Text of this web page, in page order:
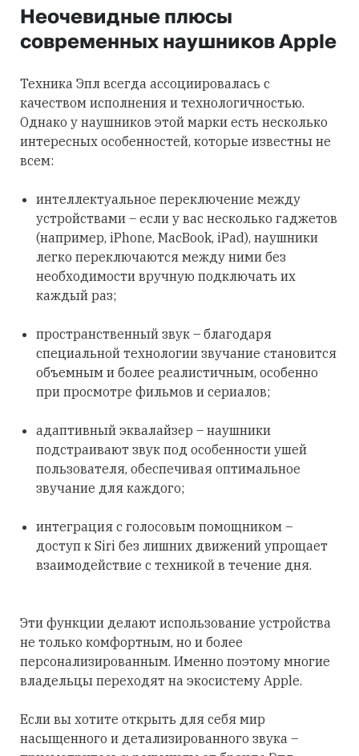
Неочевидные плюсы
современных наушников Apple
Техника Эпл всегда ассоциировалась с
качеством исполнения и технологичностью.
Однако у наушников этой марки есть несколько
интересных особенностей, которые известны не
всем:
интеллектуальное переключение между
устройствами – если у вас несколько гаджетов
(например, iPhone, MacBook, iPad), наушники
легко переключаются между ними без
необходимости вручную подключать их
каждый раз;
пространственный звук – благодаря
специальной технологии звучание становится
объемным и более реалистичным, особенно
при просмотре фильмов и сериалов;
адаптивный эквалайзер – наушники
подстраивают звук под особенности ушей
пользователя, обеспечивая оптимальное
звучание для каждого;
интеграция с голосовым помощником –
доступ к Siri без лишних движений упрощает
взаимодействие с техникой в течение дня.
Эти функции делают использование устройства
не только комфортным, но и более
персонализированным. Именно поэтому многие
владельцы переходят на экосистему Apple.
Если вы хотите открыть для себя мир
насыщенного и детализированного звука –